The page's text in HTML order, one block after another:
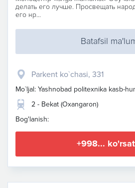
делать его лучше. Просвещать
его нр...
Batafsil
Parkent ko`chasi, 331
Mo`ljal: Yashnobad politexnika kasb-
2 - Bekat (Oxangaron)
Bog'lanish:
+998...